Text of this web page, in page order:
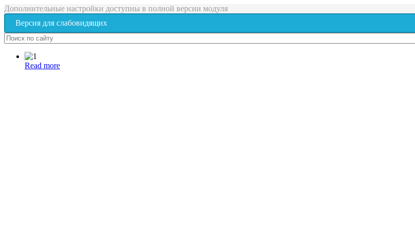
Дополнительные настройки доступны в полной версии модуля
Версия для слабовидящих
Read more